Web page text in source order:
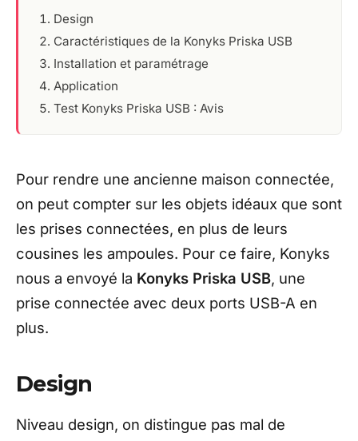
Design
Caractéristiques de la Konyks Priska USB
Installation et paramétrage
Application
Test Konyks Priska USB : Avis
Pour rendre une ancienne maison connectée,
on peut compter sur les objets idéaux que sont
les prises connectées, en plus de leurs
cousines les ampoules. Pour ce faire, Konyks
nous a envoyé la Konyks Priska USB, une
prise connectée avec deux ports USB-A en
plus.
Design
Niveau design, on distingue pas mal de